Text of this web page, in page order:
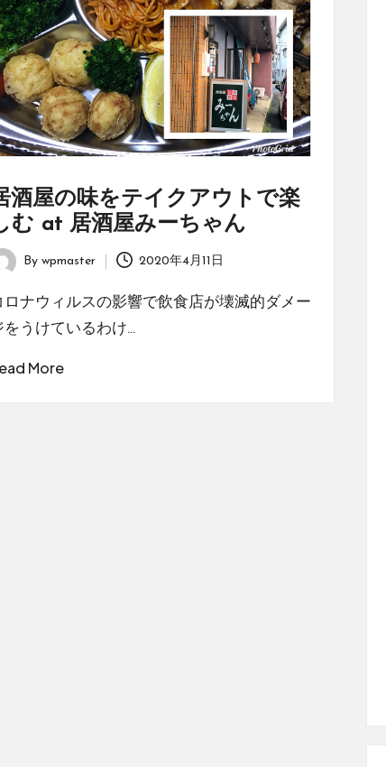
酒屋の味をテイクアウトで楽
む at 居酒屋みーちゃん
By wpmaster 2020年4月11日
ロナウィルスの影響で飲食店が壊滅的ダメー
をうけているわけ…
More